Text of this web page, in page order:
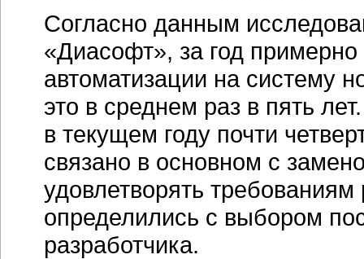
Согласно данным
«Диасофт», за год примерно
автоматизации на систему
это в среднем раз в пять
в текущем году почти
связано в основном с
удовлетворять
определились с выбором
разработчика.